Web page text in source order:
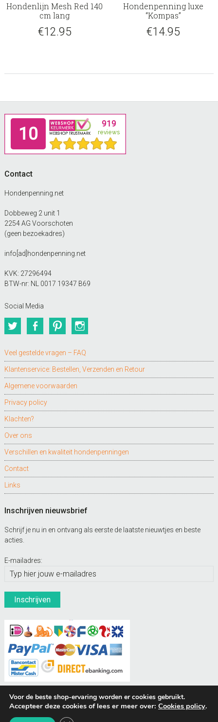
Hondenlijn Mesh Red 140
cm lang
€12.95
Hondenpenning luxe
“Kompas”
€14.95
Footer
Contact
Hondenpenning.net
Dobbeweg 2 unit 1
2254 AG Voorschoten
(geen bezoekadres)
info[ad]hondenpenning.net
KVK: 27296494
BTW-nr: NL 0017 19347 B69
Social Media
TwitterFacebookPinterest
Veel gestelde vragen – FAQ
Klantenservice: Bestellen, Verzenden en Retour
Algemene voorwaarden
Privacy policy
Klachten?
Over ons
Verschillen en kwaliteit hondenpenningen
Contact
Links
Inschrijven nieuwsbrief
Schrijf je nu in en ontvang als eerste de laatste nieuwtjes en beste
acties.
E-mailadres:
Voor de beste shop-ervaring worden er cookies gebruikt.
Accepteer deze cookies of lees er meer over: Cookies policy.